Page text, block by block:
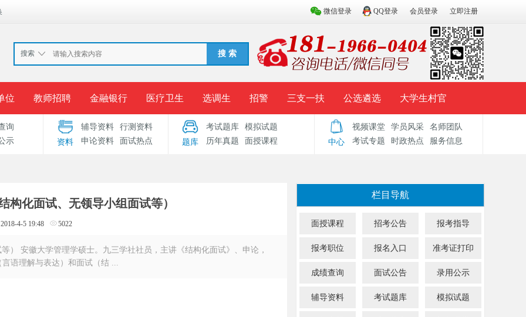
微信登录 QQ登录 会员登录 立即注册
搜索 搜 索
位 教师招聘 金融银行 医疗卫生 选调生 招警 三支一扶 公选遴选 大学生村官
准考证打印 成绩查询 录用公示 考试题库 辅导资料 历年真题 模拟试题
询
示
资料
辅导资料
行测资料
申论资料
面试热点 题库
考试题库
模拟试题
历年真题
面授课程 中心
视频课堂 学员风采
名师团队
考试专题
时政热点 服务信息
构化面试、无领导小组面试等）
2018-4-5 19:48 5022
） 安徽大学管理学硕士。九三学社社员，主讲《结构化面试》、申论，
语理解与表达）和面试（结 ...
栏目导航
面授课程 招考公告 报考指导
报考职位 报名入口 准考证打印
成绩查询 面试公告 录用公示
辅导资料 考试题库 模拟试题